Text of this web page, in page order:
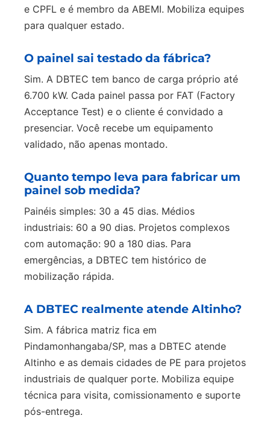
e CPFL e é membro da ABEMI. Mobiliza equipes
para qualquer estado.
O painel sai testado da fábrica?
Sim. A DBTEC tem banco de carga próprio até
6.700 kW. Cada painel passa por FAT (Factory
Acceptance Test) e o cliente é convidado a
presenciar. Você recebe um equipamento
validado, não apenas montado.
Quanto tempo leva para fabricar um
painel sob medida?
Painéis simples: 30 a 45 dias. Médios
industriais: 60 a 90 dias. Projetos complexos
com automação: 90 a 180 dias. Para
emergências, a DBTEC tem histórico de
mobilização rápida.
A DBTEC realmente atende Altinho?
Sim. A fábrica matriz fica em
Pindamonhangaba/SP, mas a DBTEC atende
Altinho e as demais cidades de PE para projetos
industriais de qualquer porte. Mobiliza equipe
técnica para visita, comissionamento e suporte
pós-entrega.